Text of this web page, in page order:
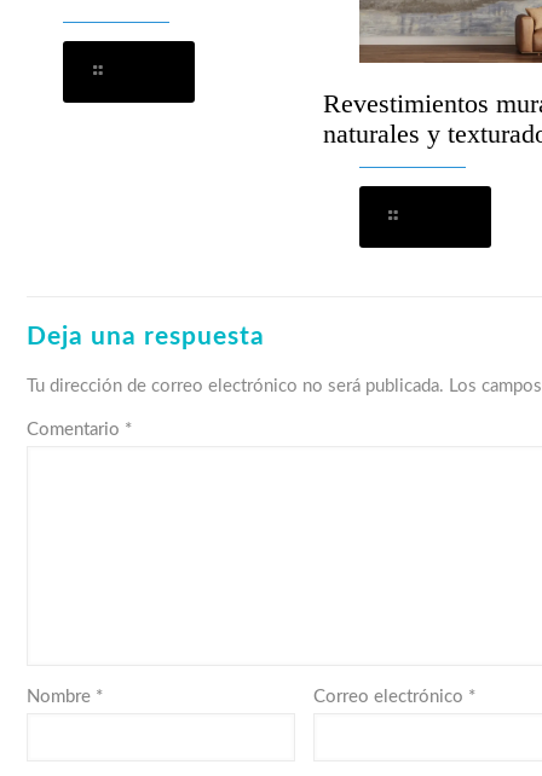
Revestimientos
naturales y
Deja una respuesta
Tu dirección de correo electrónico no será publicada. Los
Comentario *
Nombre * Correo electrónico *